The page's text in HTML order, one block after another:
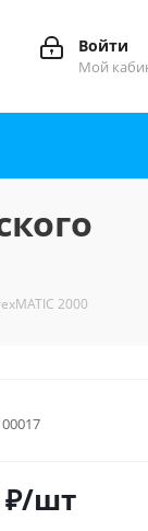
Войти
2000
/шт